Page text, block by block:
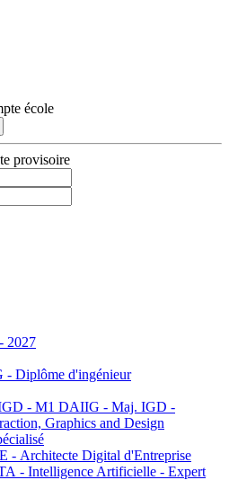
école
provisoire
2027
- Diplôme d'ingénieur
- M1 DAIIG - Maj. IGD -
Graphics and Design
- Architecte Digital d'Entreprise
- Intelligence Artificielle - Expert